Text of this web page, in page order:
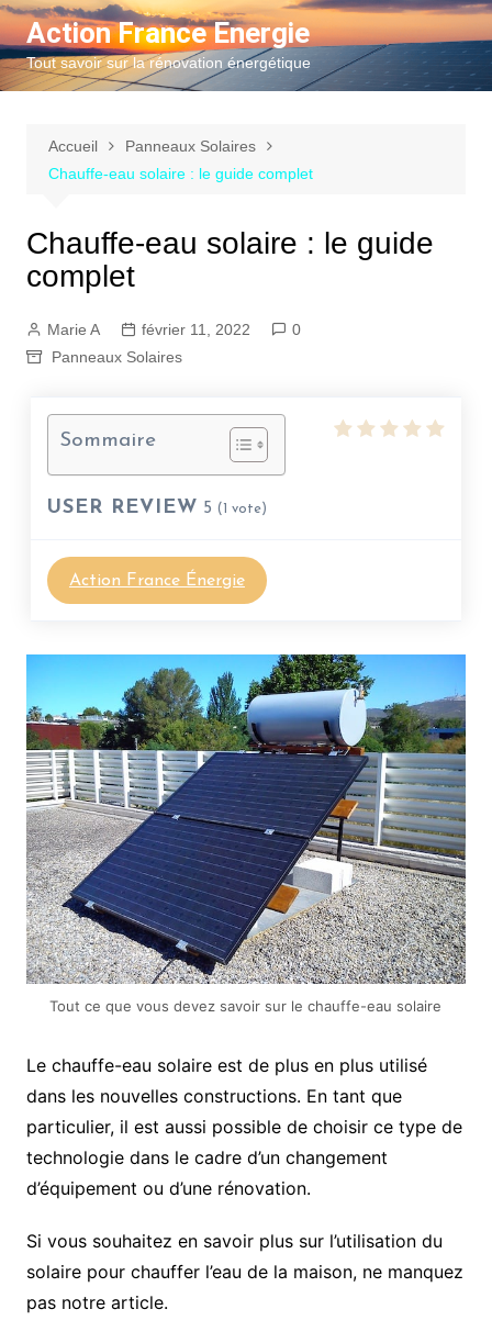
Aller
au
contenu
Action France Energie
Tout savoir sur la rénovation énergétique
Accueil
Panneaux Solaires
Chauffe-eau solaire : le guide complet
Chauffe-eau solaire : le guide
complet
Marie A février 11, 2022
0
Panneaux Solaires
Sommaire
USER REVIEW 5 ( 1 vote)
Action France Énergie
Tout ce que vous devez savoir sur le chauffe-eau solaire
Le chauffe-eau solaire est de plus en plus utilisé
dans les nouvelles constructions. En tant que
particulier, il est aussi possible de choisir ce type de
technologie dans le cadre d’un changement
d’équipement ou d’une rénovation.
Si vous souhaitez en savoir plus sur l’utilisation du
solaire pour chauffer l’eau de la maison, ne manquez
pas notre article.